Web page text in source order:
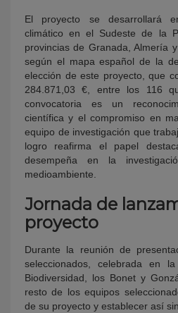
El proyecto se desarrollará
climático en el Sudeste de la
provincias de Granada, Almería
según el mapa español de la
elección de este proyecto, que
284.871,03 €, entre los 116
convocatoria es un
científica y el compromiso en
equipo de investigación que
logro reafirma el papel
desempeña en la
medioambiente.
Jornada de
proyecto
Durante la reunión de
seleccionados, celebrada en
Biodiversidad, los Bonet y
resto de los equipos
de su proyecto y establecer así